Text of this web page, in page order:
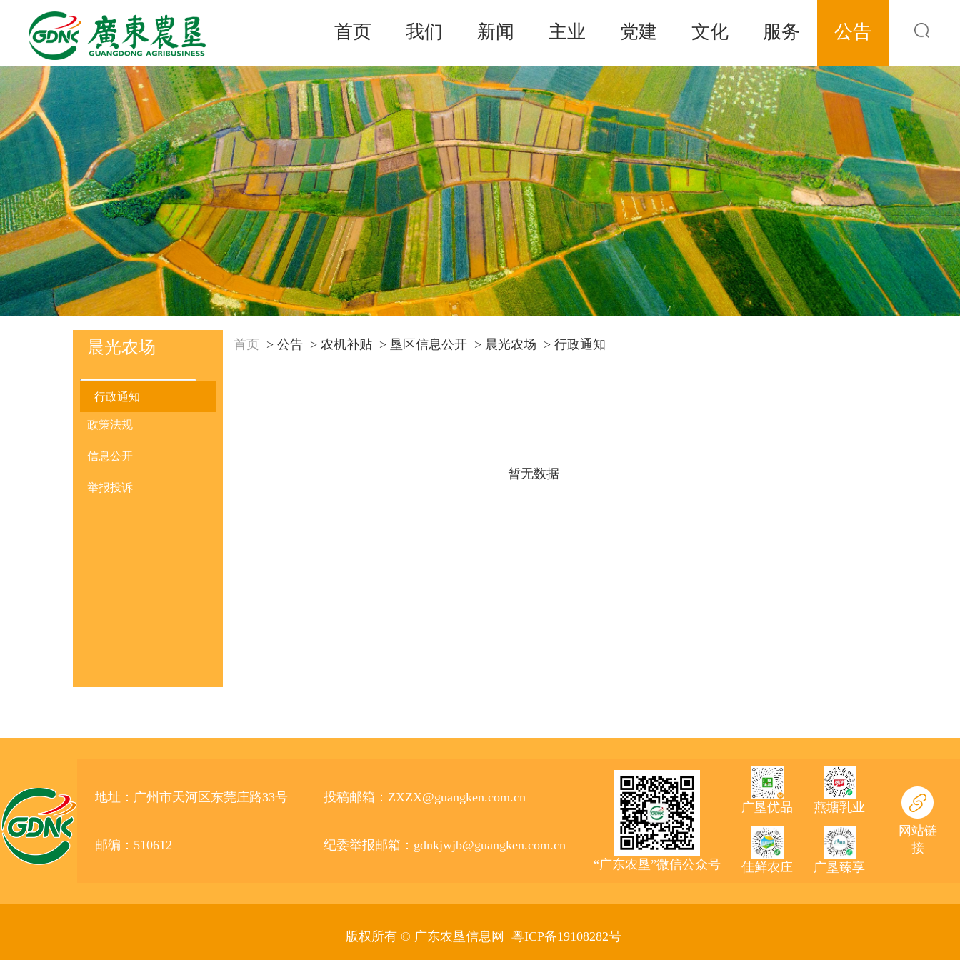
首页 我们 新闻 主业 党建 文化 服务 公告
晨光农场
行政通知
政策法规
信息公开
举报投诉
首页 > 公告 > 农机补贴 > 垦区信息公开 > 晨光农场 > 行政通知
暂无数据
地址：广州市天河区东莞庄路33号
邮编：510612
投稿邮箱：ZXZX@guangken.com.cn
纪委举报邮箱：gdnkjwjb@guangken.com.cn
“广东农垦”微信公众号
广垦优品
佳鲜农庄
燕塘乳业
广垦臻享
网站链
接
版权所有 © 广东农垦信息网 粤ICP备19108282号